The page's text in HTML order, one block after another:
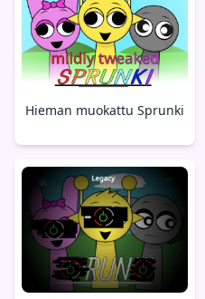
Hieman muokattu Sprunki